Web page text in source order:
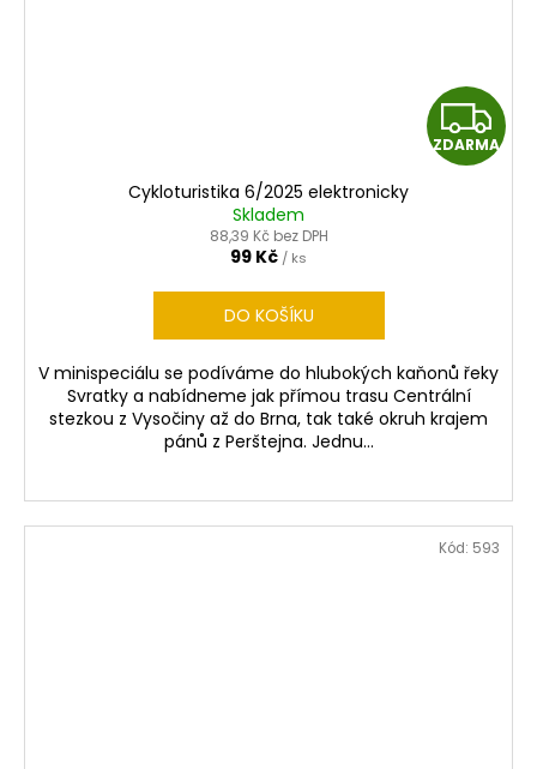
Z
D
A
ZDARMA
Cykloturistika 6/2025 elektronicky
Skladem
88,39 Kč bez DPH
99 Kč / ks
DO KOŠÍKU
V minispeciálu se podíváme do hlubokých kaňonů řeky
Svratky a nabídneme jak přímou trasu Centrální
stezkou z Vysočiny až do Brna, tak také okruh krajem
pánů z Perštejna. Jednu...
Kód: 593